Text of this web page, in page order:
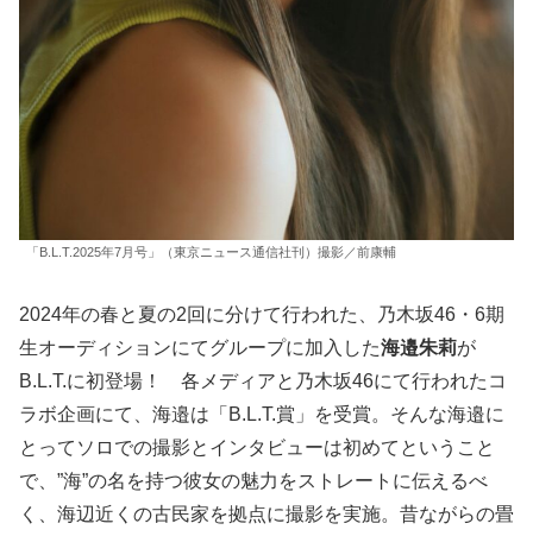
「B.L.T.2025年7月号」（東京ニュース通信社刊）撮影／前康輔
2024年の春と夏の2回に分けて行われた、乃木坂46・6期
生オーディションにてグループに加入した海邉朱莉が
B.L.T.に初登場！ 各メディアと乃木坂46にて行われたコ
ラボ企画にて、海邉は「B.L.T.賞」を受賞。そんな海邉に
とってソロでの撮影とインタビューは初めてということ
で、”海”の名を持つ彼女の魅力をストレートに伝えるべ
く、海辺近くの古民家を拠点に撮影を実施。昔ながらの畳